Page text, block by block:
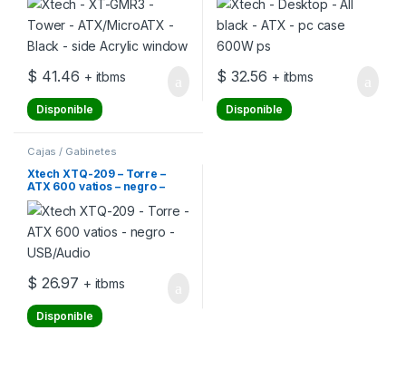
$ 41.46 + itbms
Disponible
$ 32.56 + itbms
Disponible
Cajas / Gabinetes
Xtech XTQ-209 – Torre –
ATX 600 vatios – negro –
USB/Audio
$ 26.97 + itbms
Disponible